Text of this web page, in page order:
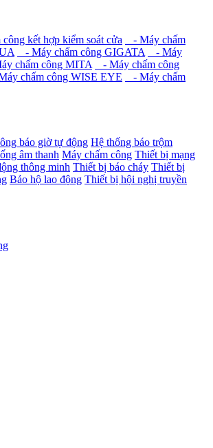
kết hợp kiểm soát cửa
- Máy chấm
- Máy chấm công GIGATA
- Máy
chấm công MITA
- Máy chấm công
chấm công WISE EYE
- Máy chấm
báo giờ tự động Hệ thống báo trộm
âm thanh Máy chấm công Thiết bị mạng
thông minh Thiết bị báo cháy Thiết bị
Bảo hộ lao động Thiết bị hội nghị truyền